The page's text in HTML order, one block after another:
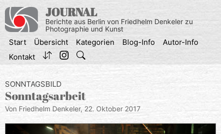
Inhalt
springen
JOURNAL
Berichte aus Berlin von Friedhelm Denkeler zu
Photographie und Kunst
Start Übersicht Kategorien Blog-Info
Autor-Info
Kontakt
SONNTAGSBILD
Sonntagsarbeit
Von Friedhelm Denkeler, 22. Oktober 2017